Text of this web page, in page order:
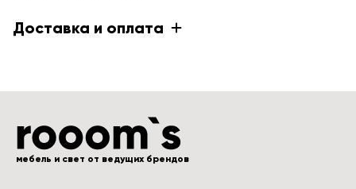
Доставка и оплата
мебель и свет от ведущих брендов